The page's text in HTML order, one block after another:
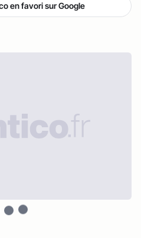
en favori sur Google